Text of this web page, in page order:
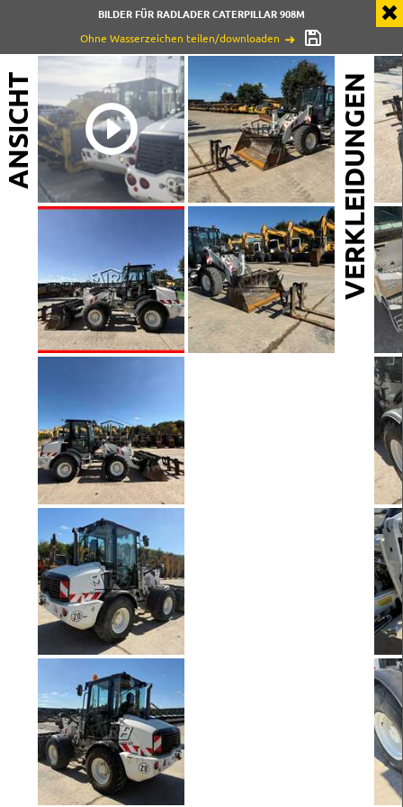
BILDER FÜR RADLADER CATERPILLAR 908M
Ohne Wasserzeichen teilen/downloaden
ANSICHT VERKLEIDUNGEN